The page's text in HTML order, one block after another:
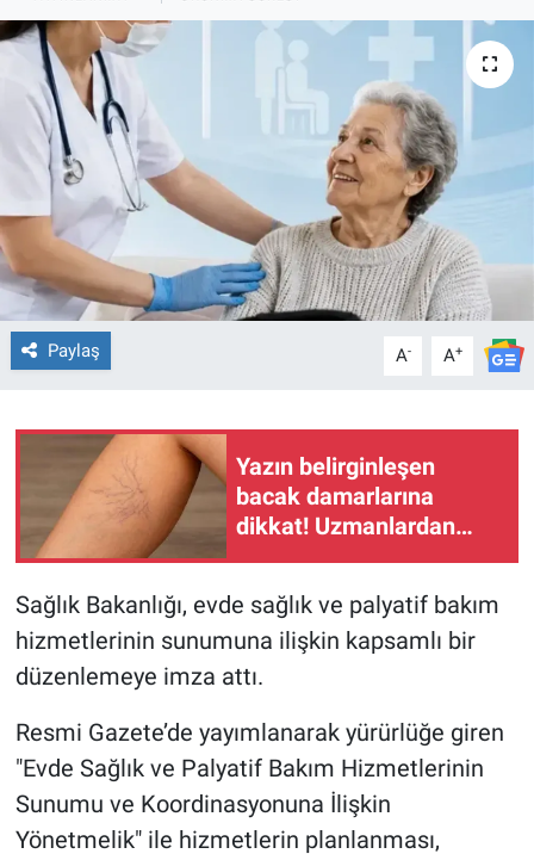
Paylaş A- A+
Yazın belirginleşen
bacak damarlarına
dikkat! Uzmanlardan
Sağlık Bakanlığı, evde sağlık ve palyatif bakım
hizmetlerinin sunumuna ilişkin kapsamlı bir
düzenlemeye imza attı.
Resmi Gazete’de yayımlanarak yürürlüğe giren
"Evde Sağlık ve Palyatif Bakım Hizmetlerinin
Sunumu ve Koordinasyonuna İlişkin
Yönetmelik" ile hizmetlerin planlanması,
İlçeler
MAGAZİN
Bilim, Teknoloji
ASAYİŞ
ÇEVRE
HABERDE İNSAN
EĞİTİM
BİLİM VE TEKNOLOJİ
Güvenlik
Bölge